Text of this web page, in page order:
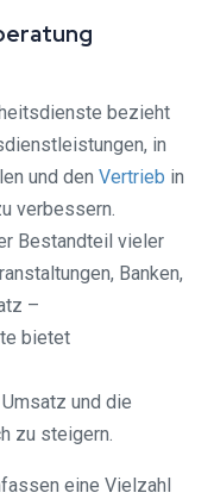
bezieht
in
und den Vertrieb in
verbessern.
Bestandteil vieler
Banken,
–
bietet
und die
zu steigern.
eine Vielzahl